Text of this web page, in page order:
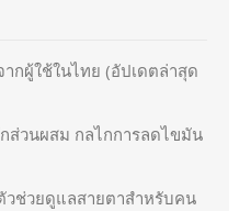
กผู้ใช้ในไทย (อัปเดตล่าสุด
กส่วนผสม กลไกการลดไขมัน
วช่วยดูแลสายตาสำหรับคน